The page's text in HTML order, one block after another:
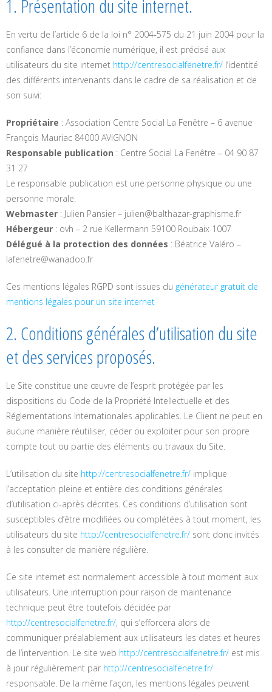
1. Présentation du site internet.
En vertu de l’article 6 de la loi n° 2004-575 du 21 juin 2004 pour la
confiance dans l’économie numérique, il est précisé aux
utilisateurs du site internet http://centresocialfenetre.fr/ l’identité
des différents intervenants dans le cadre de sa réalisation et de
son suivi:
Propriétaire : Association Centre Social La Fenêtre – 6 avenue
François Mauriac 84000 AVIGNON
Responsable publication : Centre Social La Fenêtre – 04 90 87
31 27
Le responsable publication est une personne physique ou une
personne morale.
Webmaster : Julien Pansier – julien@balthazar-graphisme.fr
Hébergeur : ovh – 2 rue Kellermann 59100 Roubaix 1007
Délégué à la protection des données : Béatrice Valéro –
lafenetre@wanadoo.fr
Ces mentions légales RGPD sont issues du générateur gratuit de
mentions légales pour un site internet
2. Conditions générales d’utilisation du site
et des services proposés.
Le Site constitue une œuvre de l’esprit protégée par les
dispositions du Code de la Propriété Intellectuelle et des
Réglementations Internationales applicables. Le Client ne peut en
aucune manière réutiliser, céder ou exploiter pour son propre
compte tout ou partie des éléments ou travaux du Site.
L’utilisation du site http://centresocialfenetre.fr/ implique
l’acceptation pleine et entière des conditions générales
d’utilisation ci-après décrites. Ces conditions d’utilisation sont
susceptibles d’être modifiées ou complétées à tout moment, les
utilisateurs du site http://centresocialfenetre.fr/ sont donc invités
à les consulter de manière régulière.
Ce site internet est normalement accessible à tout moment aux
utilisateurs. Une interruption pour raison de maintenance
technique peut être toutefois décidée par
http://centresocialfenetre.fr/, qui s’efforcera alors de
communiquer préalablement aux utilisateurs les dates et heures
de l’intervention. Le site web http://centresocialfenetre.fr/ est mis
à jour régulièrement par http://centresocialfenetre.fr/
responsable. De la même façon, les mentions légales peuvent